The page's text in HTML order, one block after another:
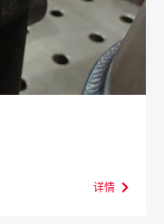
详情